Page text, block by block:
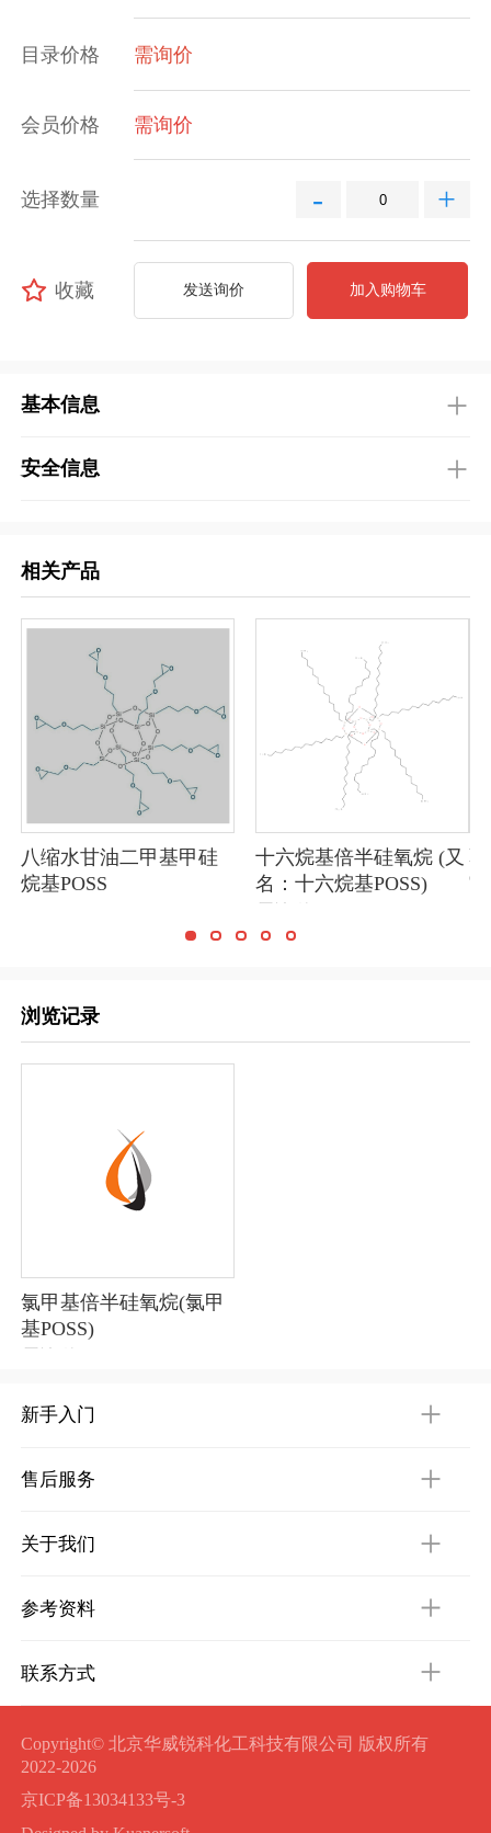
目录价格 需询价
会员价格 需询价
选择数量 - +
收藏 发送询价 加入购物车
基本信息
安全信息
相关产品
八缩水甘油二甲基甲硅
烷基POSS
十六烷基倍半硅氧烷 (又
名：十六烷基POSS)
浏览记录
氯甲基倍半硅氧烷(氯甲
基POSS)
新手入门
售后服务
关于我们
参考资料
联系方式
Copyright© 北京华威锐科化工科技有限公司 版权所有
2022-2026
京ICP备13034133号-3